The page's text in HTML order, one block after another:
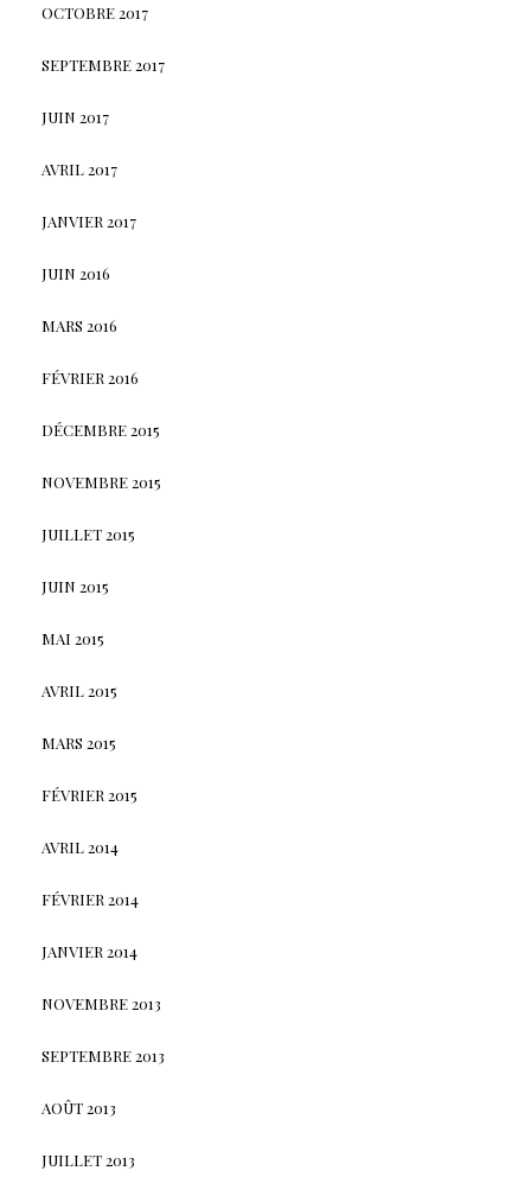
OCTOBRE 2017
SEPTEMBRE 2017
JUIN 2017
AVRIL 2017
JANVIER 2017
JUIN 2016
MARS 2016
FÉVRIER 2016
DÉCEMBRE 2015
NOVEMBRE 2015
JUILLET 2015
JUIN 2015
MAI 2015
AVRIL 2015
MARS 2015
FÉVRIER 2015
AVRIL 2014
FÉVRIER 2014
JANVIER 2014
NOVEMBRE 2013
SEPTEMBRE 2013
AOÛT 2013
JUILLET 2013